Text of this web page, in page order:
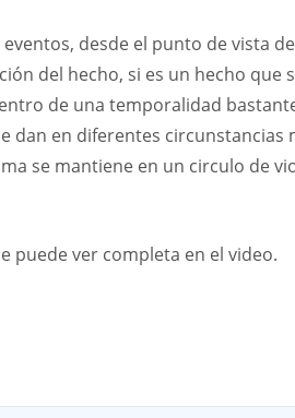
desde el punto de vista
del hecho, si es un hecho
de una temporalidad
dan en diferentes
se mantiene en un circulo de
puede ver completa en el video.